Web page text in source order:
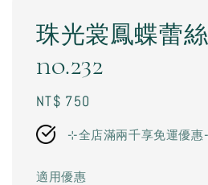
珠光裳鳳蝶蕾
no.232
Regular
price
NT$ 750
⊹全店滿兩千享免運優
適用優惠